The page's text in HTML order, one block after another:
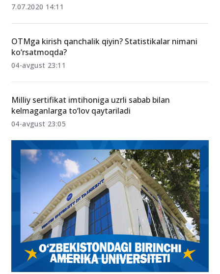
7.07.2020 14:11
OTMga kirish qanchalik qiyin? Statistikalar nimani
ko‘rsatmoqda?
04-avgust 23:11
Milliy sertifikat imtihoniga uzrli sabab bilan
kelmaganlarga to‘lov qaytariladi
04-avgust 23:05